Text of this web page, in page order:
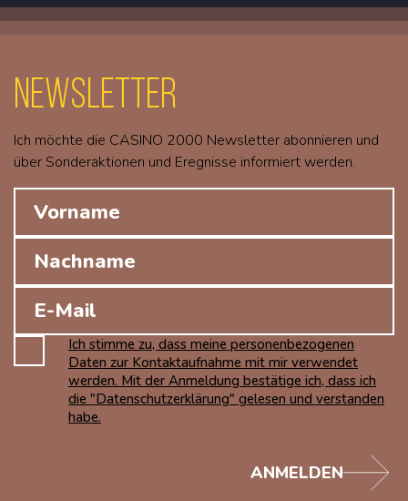
Newsletter
Ich möchte die CASINO 2000 Newsletter abonnieren und
über Sonderaktionen und Eregnisse informiert werden.
Ich stimme zu, dass meine personenbezogenen
Daten zur Kontaktaufnahme mit mir verwendet
werden. Mit der Anmeldung bestätige ich, dass ich
die "Datenschutzerklärung" gelesen und verstanden
habe.
ANMELDEN